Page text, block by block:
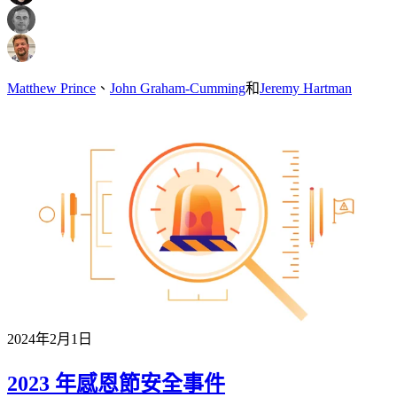
Matthew Prince 、 John Graham-Cumming和Jeremy Hartman
2024年2月1日
2023 年感恩節安全事件